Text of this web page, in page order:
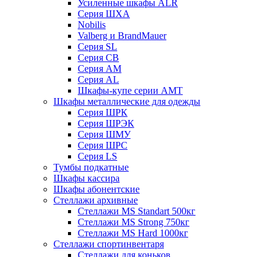
Усиленные шкафы ALR
Серия ШХА
Nobilis
Valberg и BrandMauer
Cерия SL
Серия СВ
Серия АМ
Серия AL
Шкафы-купе серии AMT
Шкафы металлические для одежды
Серия ШРК
Серия ШРЭК
Серия ШМУ
Серия ШРС
Серия LS
Тумбы подкатные
Шкафы кассира
Шкафы абонентские
Стеллажи архивные
Стеллажи MS Standart 500кг
Стеллажи MS Strong 750кг
Стеллажи MS Hard 1000кг
Стеллажи спортинвентаря
Стеллажи для коньков